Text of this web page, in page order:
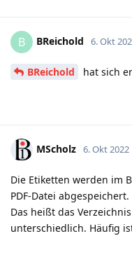
B BReichold 6. Okt
BReichold hat sich
MScholz 6. Okt 2022
Die Etiketten werden im
PDF-Datei abgespeichert.
Das heißt das
unterschiedlich. Häufig